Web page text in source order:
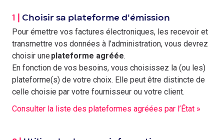
1 | Choisir sa plateforme d'émission
Pour émettre vos factures électroniques, les recevoir et
transmettre vos données à l’administration, vous devrez
choisir une plateforme agréée.
En fonction de vos besoins, vous choisissez la (ou les)
plateforme(s) de votre choix. Elle peut être distincte de
celle choisie par votre fournisseur ou votre client.
Consulter la liste des plateformes agréées par l’État »